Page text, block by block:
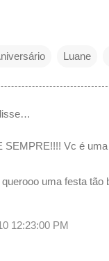
Luane
SEMPRE!!!! Vc é
uma festa tão
12:23:00 PM